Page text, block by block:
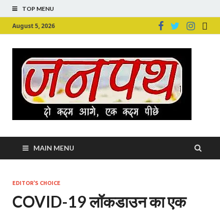
TOP MENU
August 5, 2026
MAIN MENU
EDITOR'S CHOICE
COVID-19 लॉकडाउन का एक